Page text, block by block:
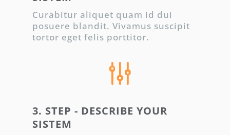
Curabitur aliquet quam id dui
posuere blandit. Vivamus suscipit
tortor eget felis porttitor.
g
3. STEP - DESCRIBE YOUR
SISTEM